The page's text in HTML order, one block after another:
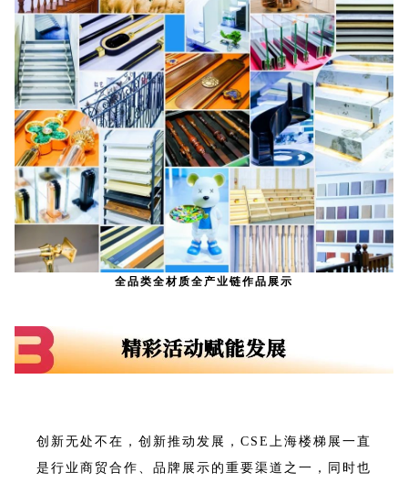
全品类全材质全产业链作品展示
创新无处不在，创新推动发展，CSE上海楼梯展一直
是行业商贸合作、品牌展示的重要渠道之一，同时也